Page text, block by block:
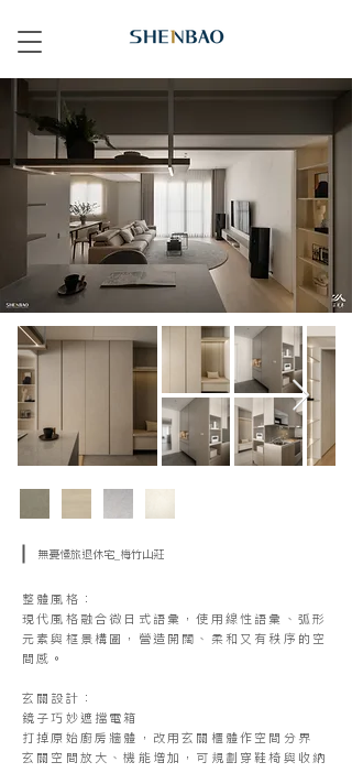
無憂慢旅退休宅_梅竹山莊
整體風格：
現代風格融合微日式語彙，使用線性語彙、弧形
元素與框景構圖，營造開闊、柔和又有秩序的空
間感。
玄關設計：
鏡子巧妙遮擋電箱
打掉原始廚房牆體，改用玄關櫃體作空間分界
玄關空間放大、機能增加，可規劃穿鞋椅與收納